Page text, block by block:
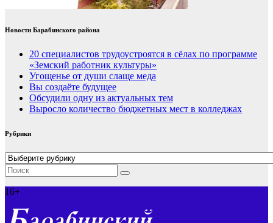
Новости Барабинского района
20 специалистов трудоустроятся в сёлах по программе
«Земский работник культуры»
Угощенье от души слаще меда
Вы создаёте будущее
Обсудили одну из актуальных тем
Выросло количество бюджетных мест в колледжах
Рубрики
Рубрики
16+